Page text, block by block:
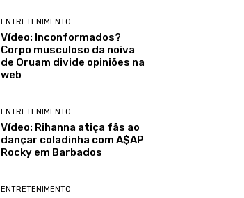
ENTRETENIMENTO
Vídeo: Inconformados?
Corpo musculoso da noiva
de Oruam divide opiniões na
web
ENTRETENIMENTO
Vídeo: Rihanna atiça fãs ao
dançar coladinha com A$AP
Rocky em Barbados
ENTRETENIMENTO